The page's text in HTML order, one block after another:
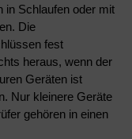
in Schlaufen oder mit
Die
fest
heraus, wenn der
Geräten ist
Nur kleinere Geräte
gehören in einen